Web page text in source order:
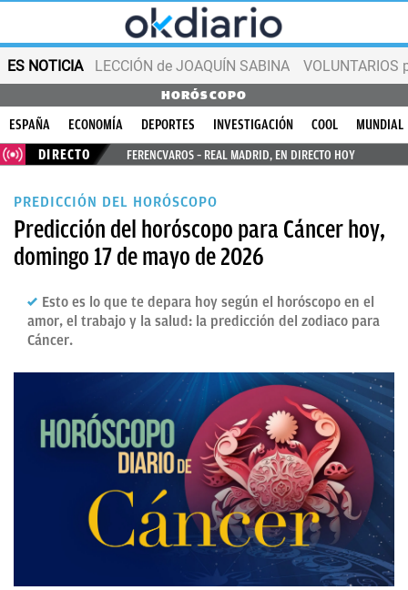
ES NOTICIA LECCIÓN de JOAQUÍN SABINA VOLUNTARIOS
HORÓSCOPO
ESPAÑA ECONOMÍA DEPORTES INVESTIGACIÓN COOL
MUNDIAL
DIRECTO
FERENCVAROS – REAL MADRID, EN DIRECTO HOY
PREDICCIÓN DEL HORÓSCOPO
Predicción del horóscopo para Cáncer hoy,
domingo 17 de mayo de 2026
Esto es lo que te depara hoy según el horóscopo en el
amor, el trabajo y la salud: la predicción del zodiaco para
Cáncer.